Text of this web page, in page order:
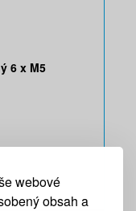
webové
obsah a
6 x M5